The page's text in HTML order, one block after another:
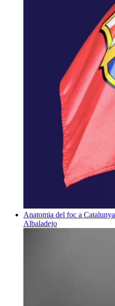
Anatomia del foc a Catalunya
Albaladejo